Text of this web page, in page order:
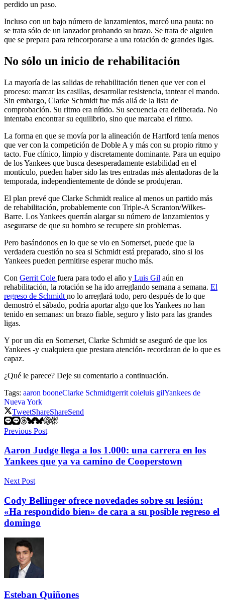
perdido un paso.
Incluso con un bajo número de lanzamientos, marcó una pauta: no
se trata sólo de un lanzador probando su brazo. Se trata de alguien
que se prepara para reincorporarse a una rotación de grandes ligas.
No sólo un inicio de rehabilitación
La mayoría de las salidas de rehabilitación tienen que ver con el
proceso: marcar las casillas, desarrollar resistencia, tantear el mando.
Sin embargo, Clarke Schmidt fue más allá de la lista de
comprobación. Su ritmo era nítido. Su secuencia era deliberada. No
intentaba encontrar su equilibrio, sino que marcaba el ritmo.
La forma en que se movía por la alineación de Hartford tenía menos
que ver con la competición de Doble A y más con su propio ritmo y
tacto. Fue clínico, limpio y discretamente dominante. Para un equipo
de los Yankees que busca desesperadamente estabilidad en el
montículo, pueden haber sido las tres entradas más alentadoras de la
temporada, independientemente de dónde se produjeran.
El plan prevé que Clarke Schmidt realice al menos un partido más
de rehabilitación, probablemente con Triple-A Scranton/Wilkes-
Barre. Los Yankees querrán alargar su número de lanzamientos y
asegurarse de que su hombro se recupere sin problemas.
Pero basándonos en lo que se vio en Somerset, puede que la
verdadera cuestión no sea si Schmidt está preparado, sino si los
Yankees pueden permitirse esperar mucho más.
Con Gerrit Cole fuera para todo el año y Luis Gil aún en
rehabilitación, la rotación se ha ido arreglando semana a semana. El
regreso de Schmidt no lo arreglará todo, pero después de lo que
demostró el sábado, podría aportar algo que los Yankees no han
tenido en semanas: un brazo fiable, seguro y listo para las grandes
ligas.
Y por un día en Somerset, Clarke Schmidt se aseguró de que los
Yankees -y cualquiera que prestara atención- recordaran de lo que es
capaz.
¿Qué le parece? Deje su comentario a continuación.
Tags: aaron booneClarke Schmidtgerrit coleluis gilYankees de
Nueva York
TweetShareShareSend
Previous Post
Aaron Judge llega a los 1.000: una carrera en los
Yankees que ya va camino de Cooperstown
Next Post
Cody Bellinger ofrece novedades sobre su lesión:
«Ha respondido bien» de cara a su posible regreso el
domingo
Esteban Quiñones